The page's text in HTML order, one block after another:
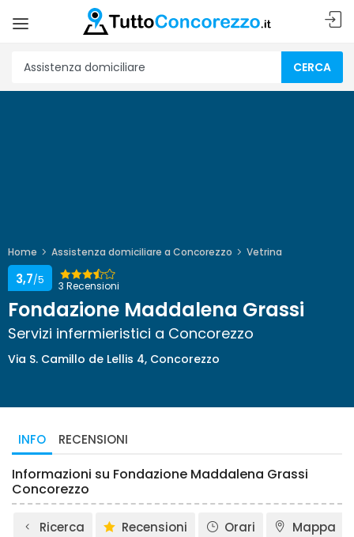
CERCA
Home Assistenza domiciliare a Concorezzo Vetrina
3 Recensioni
3,7/5
Fondazione Maddalena Grassi
Servizi infermieristici a Concorezzo
Via S. Camillo de Lellis 4, Concorezzo
INFO RECENSIONI
Informazioni su Fondazione Maddalena Grassi
Concorezzo
Ricerca Recensioni Orari Mappa